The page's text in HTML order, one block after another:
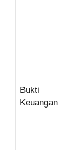
Bukti
Keuangan